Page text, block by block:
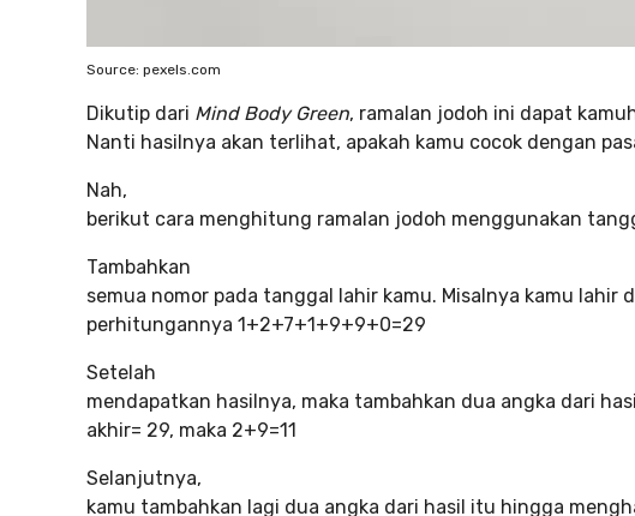
Source: pexels.com
Dikutip dari Mind Body Green, ramalan jodoh ini dapat
Nanti hasilnya akan terlihat, apakah kamu cocok dengan
Nah,
berikut cara menghitung ramalan jodoh menggunakan
Tambahkan
semua nomor pada tanggal lahir kamu. Misalnya kamu lahir
perhitungannya 1+2+7+1+9+9+0=29
Setelah
mendapatkan hasilnya, maka tambahkan dua angka dari
akhir= 29, maka 2+9=11
Selanjutnya,
kamu tambahkan lagi dua angka dari hasil itu hingga